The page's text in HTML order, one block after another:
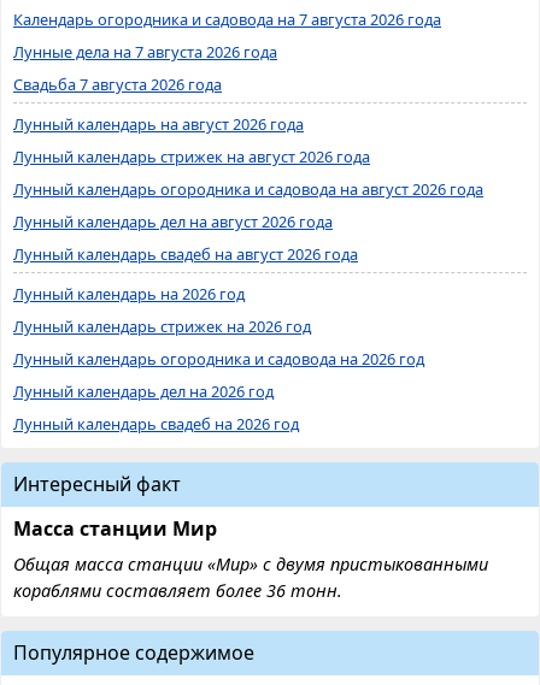
Календарь огородника и садовода на 7 августа 2026 года
Лунные дела на 7 августа 2026 года
Свадьба 7 августа 2026 года
Лунный календарь на август 2026 года
Лунный календарь стрижек на август 2026 года
Лунный календарь огородника и садовода на август 2026 года
Лунный календарь дел на август 2026 года
Лунный календарь свадеб на август 2026 года
Лунный календарь на 2026 год
Лунный календарь стрижек на 2026 год
Лунный календарь огородника и садовода на 2026 год
Лунный календарь дел на 2026 год
Лунный календарь свадеб на 2026 год
Интересный факт
Масса станции Мир
Общая масса станции «Мир» с двумя пристыкованными
кораблями составляет более 36 тонн.
Популярное содержимое